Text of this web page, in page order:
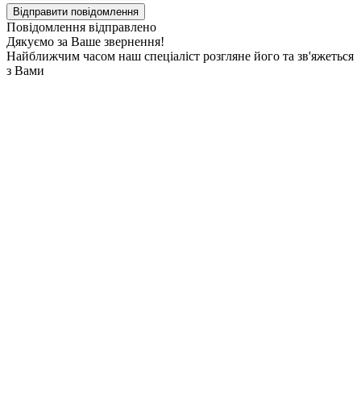
Повідомлення відправлено
Дякуємо за Ваше звернення!
Найближчим часом наш спеціаліст розгляне його та зв'яжеться
з Вами